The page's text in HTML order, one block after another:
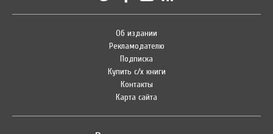
Об издании
Рекламодателю
Подписка
Купить с/х книги
Контакты
Карта сайта